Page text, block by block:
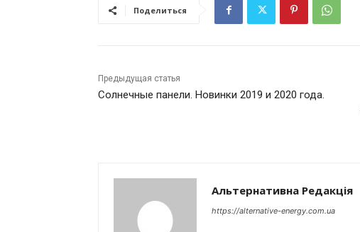
Поделиться
Предыдущая статья
Солнечные панели. Новинки 2019 и 2020 года.
Альтернативна Редакція
https://alternative-energy.com.ua